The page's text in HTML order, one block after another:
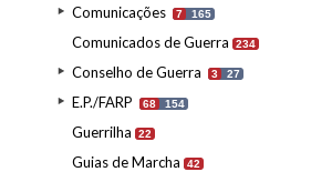
Comunicações 7 165
Comunicados de Guerra 234
Conselho de Guerra 3 27
E.P./FARP 68 154
Guerrilha 22
Guias de Marcha 42